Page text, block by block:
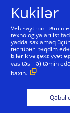
Kukilər
Veb saytımızı
texnologiyaları
yadda saxlamaq
təcrübəni təqdim
bilərik və
vasitəsi ilə) təmin
baxın.
Qəbul